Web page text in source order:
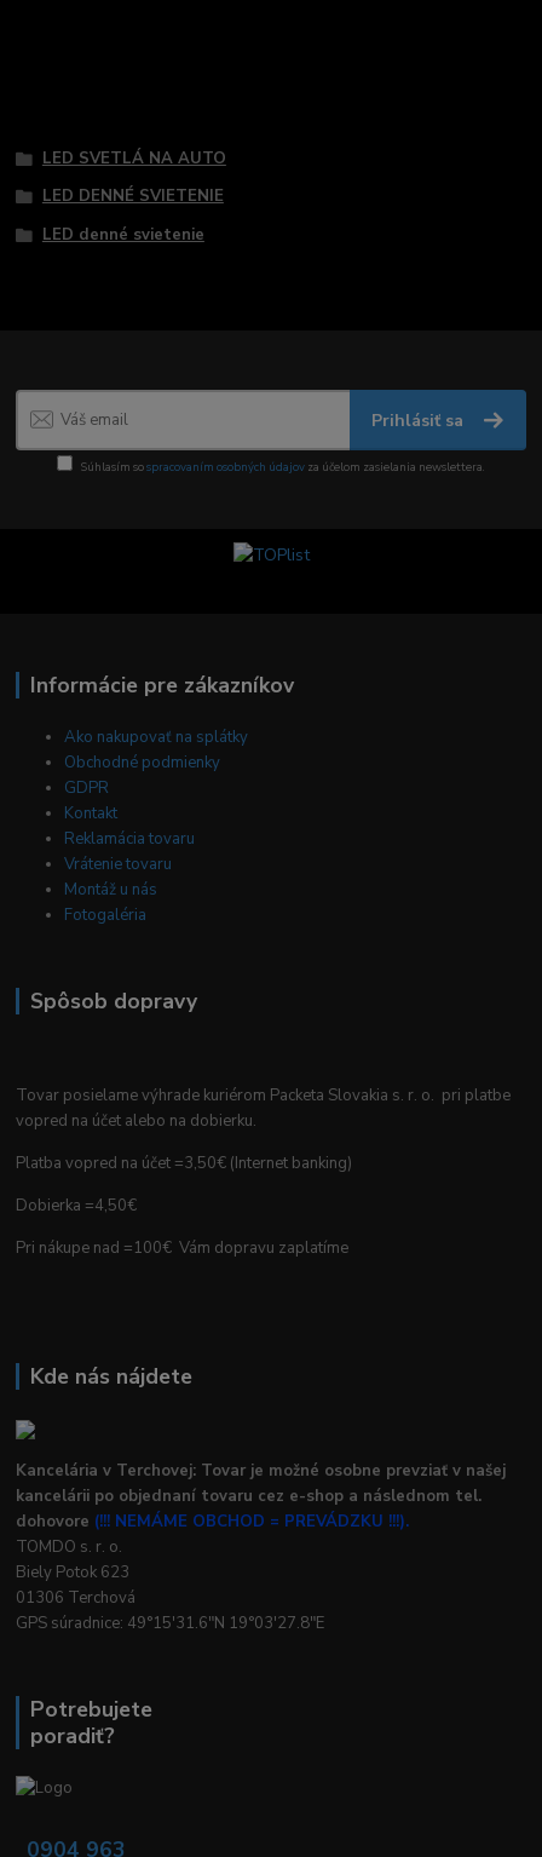
LED SVETLÁ NA AUTO
LED DENNÉ SVIETENIE
LED denné svietenie
Prihlásiť sa
Súhlasím sospracovaním osobných údajov za účelom zasielania newslettera.
Informácie pre zákazníkov
Ako nakupovať na splátky
Obchodné podmienky
GDPR
Kontakt
Reklamácia tovaru
Vrátenie tovaru
Montáž u nás
Fotogaléria
Spôsob dopravy
Tovar posielame výhrade kuriérom Packeta Slovakia s. r. o. pri platbe
vopred na účet alebo na dobierku.
Platba vopred na účet =3,50€ (Internet banking)
Dobierka =4,50€
Pri nákupe nad =100€ Vám dopravu zaplatíme
Kde nás nájdete
Kancelária v Terchovej: Tovar je možné osobne prevziať v našej
kancelárii po objednaní tovaru cez e-shop a následnom tel.
dohovore (!!! NEMÁME OBCHOD = PREVÁDZKU !!!).
TOMDO s. r. o.
Biely Potok 623
01306 Terchová
GPS súradnice: 49°15'31.6"N 19°03'27.8"E
Potrebujete
poradiť?
0904 963